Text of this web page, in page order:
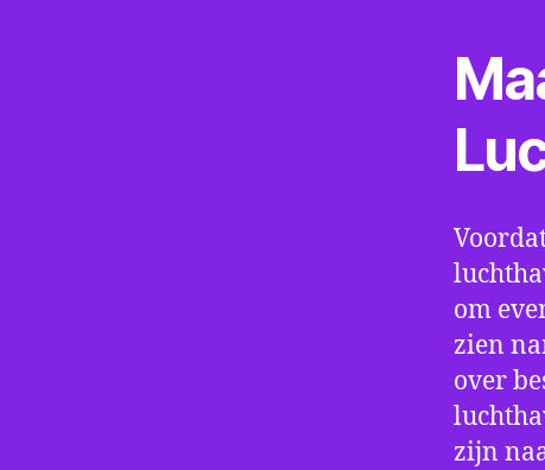
om
zien
over
zijn